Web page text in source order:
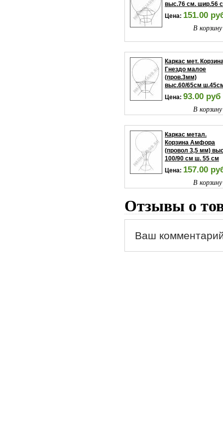
выс.76 см. шир.56
Цена: 151.00
В
Каркас мет.
Гнездо малое
(пров.3мм)
выс.60/65см
Цена: 93.00 руб
В
Каркас метал.
Корзина Амфора
(провол 3,5 мм)
100/90 см ш. 55 см
Цена: 157.00
В
Отзывы о
Ваш